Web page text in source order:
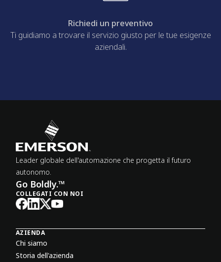
Richiedi un preventivo
Ti guidiamo a trovare il servizio giusto per le tue esigenze
aziendali.
Leader globale dell'automazione che progetta il futuro
autonomo.
Go Boldly.™
COLLEGATI CON NOI
AZIENDA
Chi siamo
Storia dell'azienda